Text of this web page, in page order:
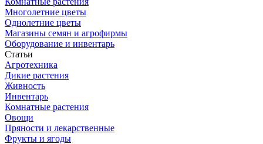
Многолетние цветы
Однолетние цветы
Магазины семян и агрофирмы
Оборудование и инвентарь
Статьи
Агротехника
Дикие растения
Живность
Инвентарь
Комнатные растения
Овощи
Пряности и лекарственные
Фрукты и ягоды